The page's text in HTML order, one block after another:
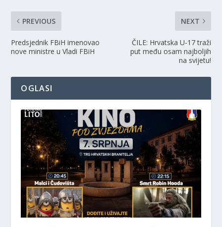
PREVIOUS
Predsjednik FBiH imenovao
nove ministre u Vladi FBiH
NEXT
ČILE: Hrvatska U-17 traži
put među osam najboljih
na svijetu!
OGLASI